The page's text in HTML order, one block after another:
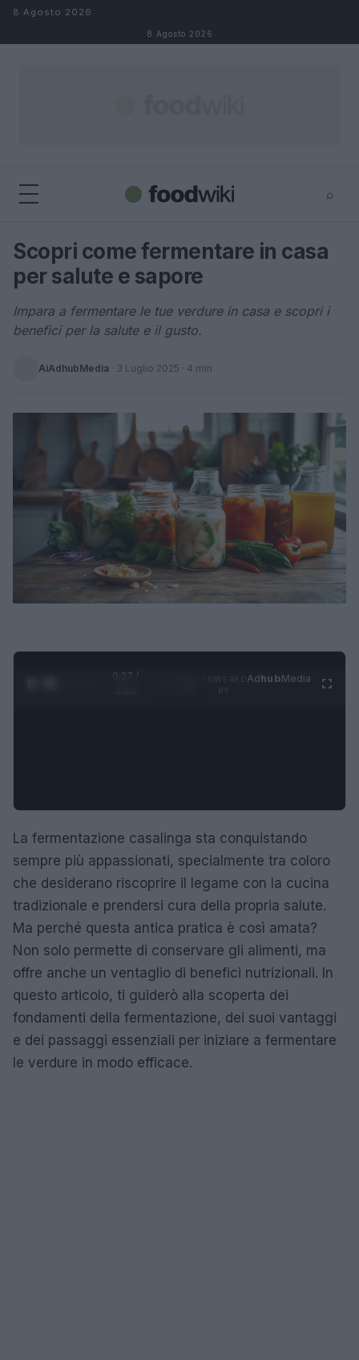
Salta al contenuto
8 Agosto 2026
8 Agosto 2026
⌕
Cerca ⌕ ×
Scopri come fermentare in casa
per salute e sapore
Impara a fermentare le tue verdure in casa e scopri i
benefici per la salute e il gusto.
AiAdhubMedia · 3 Luglio 2025 · 4 min
0:28 /
AdhubMedia
La fermentazione casalinga sta conquistando
sempre più appassionati, specialmente tra coloro
che desiderano riscoprire il legame con la cucina
tradizionale e prendersi cura della propria salute.
Ma perché questa antica pratica è così amata?
Non solo permette di conservare gli alimenti, ma
offre anche un ventaglio di benefici nutrizionali. In
questo articolo, ti guiderò alla scoperta dei
fondamenti della fermentazione, dei suoi vantaggi
e dei passaggi essenziali per iniziare a fermentare
le verdure in modo efficace.